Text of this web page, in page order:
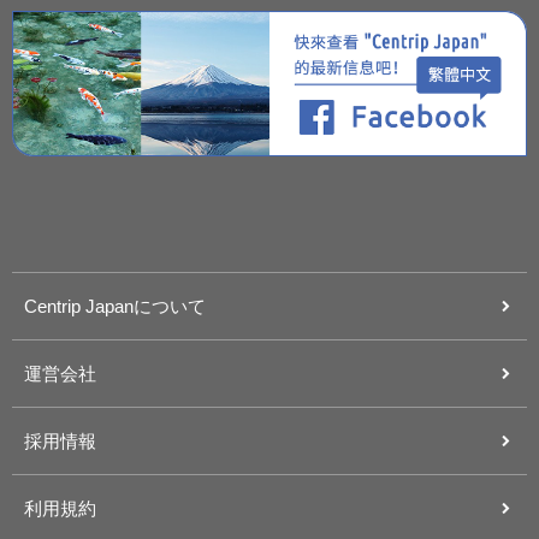
Centrip Japanについて
運営会社
採用情報
利用規約